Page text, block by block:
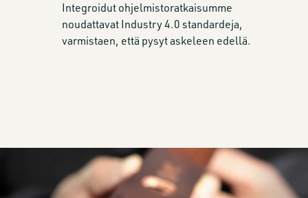
Integroidut ohjelmistoratkaisumme
noudattavat Industry 4.0 standardeja,
varmistaen, että pysyt askeleen edellä.